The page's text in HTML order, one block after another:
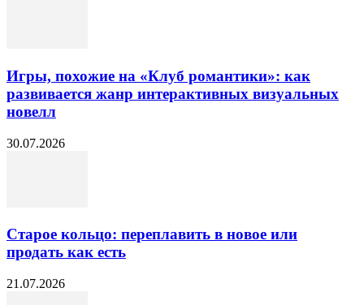
Игры, похожие на «Клуб романтики»: как
развивается жанр интерактивных визуальных
новелл
30.07.2026
Старое кольцо: переплавить в новое или
продать как есть
21.07.2026